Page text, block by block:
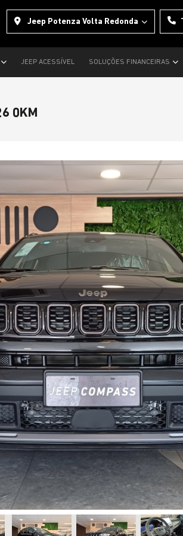
Jeep Potenza Volta Redonda
JEEP ACESSÍVEL SOLUÇÕES FINANCEIRAS
0KM